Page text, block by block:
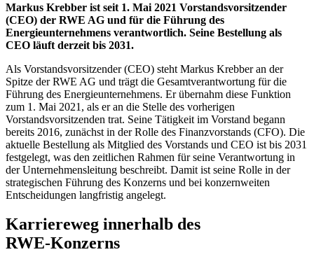
Markus Krebber ist seit 1. Mai 2021 Vorstandsvorsitzender
(CEO) der RWE AG und für die Führung des
Energieunternehmens verantwortlich. Seine Bestellung als
CEO läuft derzeit bis 2031.
Als Vorstandsvorsitzender (CEO) steht Markus Krebber an der
Spitze der RWE AG und trägt die Gesamtverantwortung für die
Führung des Energieunternehmens. Er übernahm diese Funktion
zum 1. Mai 2021, als er an die Stelle des vorherigen
Vorstandsvorsitzenden trat. Seine Tätigkeit im Vorstand begann
bereits 2016, zunächst in der Rolle des Finanzvorstands (CFO). Die
aktuelle Bestellung als Mitglied des Vorstands und CEO ist bis 2031
festgelegt, was den zeitlichen Rahmen für seine Verantwortung in
der Unternehmensleitung beschreibt. Damit ist seine Rolle in der
strategischen Führung des Konzerns und bei konzernweiten
Entscheidungen langfristig angelegt.
Karriereweg innerhalb des
RWE‑Konzerns